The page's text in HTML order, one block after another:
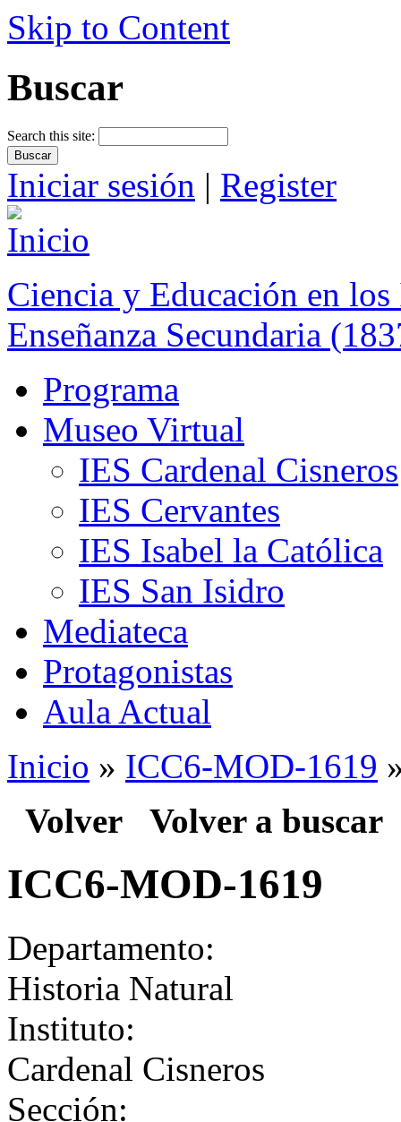
Skip to Content
Buscar
Search this site:
Iniciar sesión | Register
Ciencia y Educación en
Enseñanza Secundaria
Programa
Museo Virtual
IES Cardenal Cisneros
IES Cervantes
IES Isabel la Católica
IES San Isidro
Mediateca
Protagonistas
Aula Actual
Inicio » ICC6-MOD-1619
Volver Volver a buscar
ICC6-MOD-1619
Departamento:
Historia Natural
Instituto:
Cardenal Cisneros
Sección: